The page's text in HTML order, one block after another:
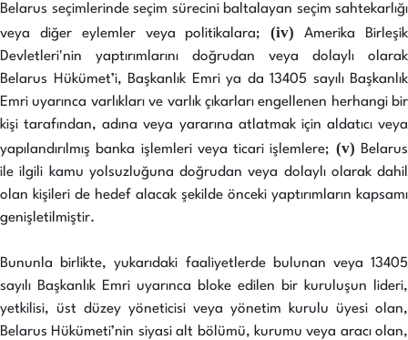
Belarus seçimlerinde seçim sürecini baltalayan seçim sahtekarlığı
veya diğer eylemler veya politikalara;(iv) Amerika Birleşik
Devletleri'nin yaptırımlarını doğrudan veya dolaylı olarak
Belarus Hükümet’i, Başkanlık Emri ya da 13405 sayılı Başkanlık
Emri uyarınca varlıkları ve varlık çıkarları engellenen herhangi bir
kişi tarafından, adına veya yararına atlatmak için aldatıcı veya
yapılandırılmış banka işlemleri veya ticari işlemlere; (v) Belarus
ile ilgili kamu yolsuzluğuna doğrudan veya dolaylı olarak dahil
olan kişileri de hedef alacak şekilde önceki yaptırımların kapsamı
genişletilmiştir.
Bununla birlikte, yukarıdaki faaliyetlerde bulunan veya 13405
sayılı Başkanlık Emri uyarınca bloke edilen bir kuruluşun lideri,
yetkilisi, üst düzey yöneticisi veya yönetim kurulu üyesi olan,
Belarus Hükümeti’nin siyasi alt bölümü, kurumu veya aracı olan,